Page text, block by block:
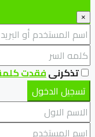
×
تذكرنىفقدت
تسجيل الدخول